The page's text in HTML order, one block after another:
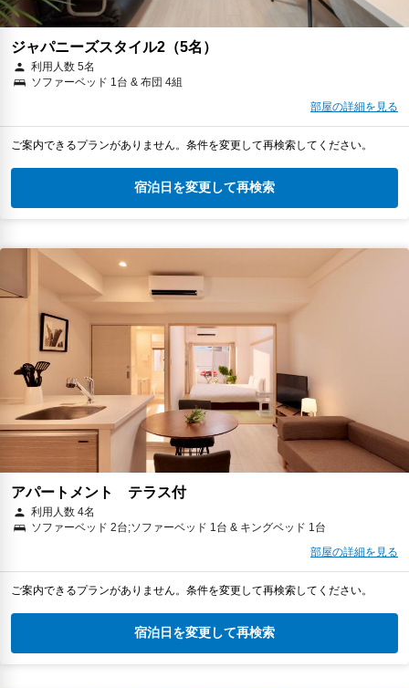
ジャパニーズスタイル2（5名）
利用人数 5名
ソファーベッド 1台 & 布団 4組
部屋の詳細を見る
ご案内できるプランがありません。条件を変更して再検索してください。
宿泊日を変更して再検索
アパートメント テラス付
利用人数 4名
ソファーベッド 2台;ソファーベッド 1台 & キングベッド 1台
部屋の詳細を見る
ご案内できるプランがありません。条件を変更して再検索してください。
宿泊日を変更して再検索